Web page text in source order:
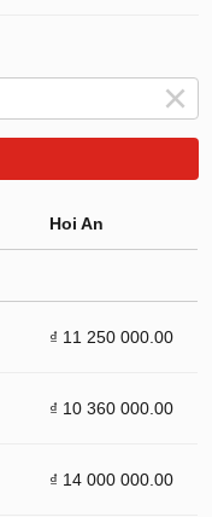
Hoi An
₫ 11 250 000.00
₫ 10 360 000.00
₫ 14 000 000.00